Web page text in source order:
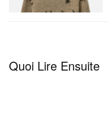
Acheter maintenant
Quoi Lire Ensuite